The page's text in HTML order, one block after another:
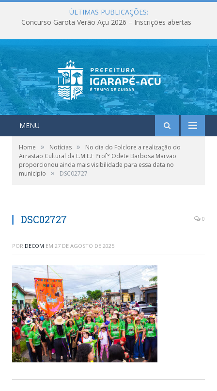
ÚLTIMAS PUBLICAÇÕES:
Concurso Garota Verão Açu 2026 – Inscrições abertas
MENU
Home » Notícias »
No dia do Folclore a realização do
Arrastão Cultural da E.M.E.F Prof° Odete Barbosa Marvão
proporcionou ainda mais visibilidade para essa data no
município
» DSC02727
DSC02727 0
POR DECOM EM 27 DE AGOSTO DE 2025